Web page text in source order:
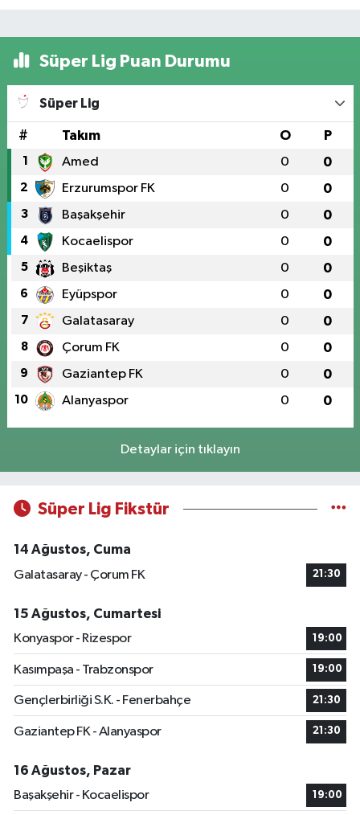
Süper Lig Puan Durumu
Süper Lig
# Takım O P
1 Amed 0 0
2 Erzurumspor FK 0 0
3 Başakşehir 0 0
4 Kocaelispor 0 0
5 Beşiktaş 0 0
6 Eyüpspor 0 0
7 Galatasaray 0 0
8 Çorum FK 0 0
9 Gaziantep FK 0 0
10 Alanyaspor 0 0
Detaylar için tıklayın
Süper Lig Fikstür
14 Ağustos, Cuma
Galatasaray - Çorum FK
21:30
15 Ağustos, Cumartesi
Konyaspor - Rizespor
19:00
Kasımpaşa - Trabzonspor 19:00
Gençlerbirliği S.K. - Fenerbahçe 21:30
Gaziantep FK - Alanyaspor 21:30
16 Ağustos, Pazar
Başakşehir - Kocaelispor
19:00